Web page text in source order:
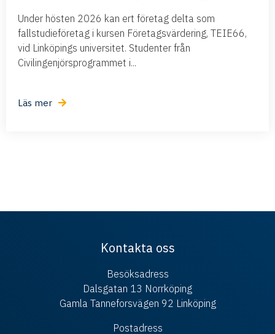
Under hösten 2026 kan ert företag delta som
fallstudieföretag i kursen Företagsvärdering, TEIE66,
vid Linköpings universitet. Studenter från
Civilingenjörsprogrammet i...
Läs mer
Kontakta oss
Besöksadress
Dalsgatan 13 Norrköping
Gamla Tanneforsvägen 92 Linköping
Postadress